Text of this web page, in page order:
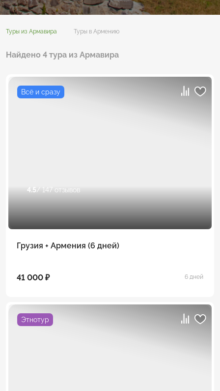
Туры из Армавира Туры в Армению
Найдено 4 тура из Армавира
Всё и сразу
4.5/ 147 отзывов
Грузия + Армения (6 дней)
41 000 ₽ 6 дней
Этнотур